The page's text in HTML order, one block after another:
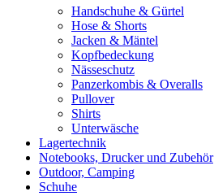
Handschuhe & Gürtel
Hose & Shorts
Jacken & Mäntel
Kopfbedeckung
Nässeschutz
Panzerkombis & Overalls
Pullover
Shirts
Unterwäsche
Lagertechnik
Notebooks, Drucker und Zubehör
Outdoor, Camping
Schuhe